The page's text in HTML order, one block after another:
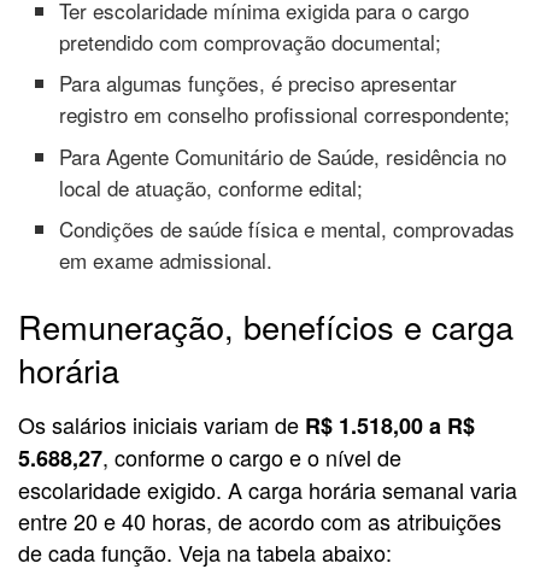
Ter escolaridade mínima exigida para o cargo
pretendido com comprovação documental;
Para algumas funções, é preciso apresentar
registro em conselho profissional correspondente;
Para Agente Comunitário de Saúde, residência no
local de atuação, conforme edital;
Condições de saúde física e mental, comprovadas
em exame admissional.
Remuneração, benefícios e carga
horária
Os salários iniciais variam de R$ 1.518,00 a R$
5.688,27, conforme o cargo e o nível de
escolaridade exigido. A carga horária semanal varia
entre 20 e 40 horas, de acordo com as atribuições
de cada função. Veja na tabela abaixo: